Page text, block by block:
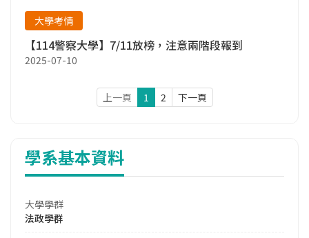
大學考情
【114警察大學】7/11放榜，注意兩階段報到
2025-07-10
上一頁 1 2 下一頁
學系基本資料
大學學群
法政學群